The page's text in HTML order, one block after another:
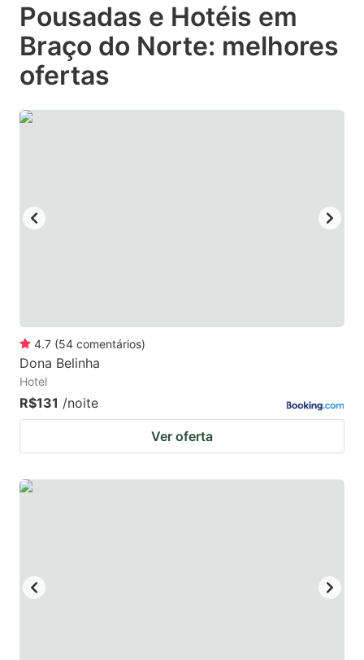
key
to
get
the
keyboard
key
to
keyboard
Pousadas e Hotéis em
Braço do Norte: melhores
ofertas
4.7 (54 comentários)
Dona Belinha
Hotel
R$131 /noite
Ver oferta